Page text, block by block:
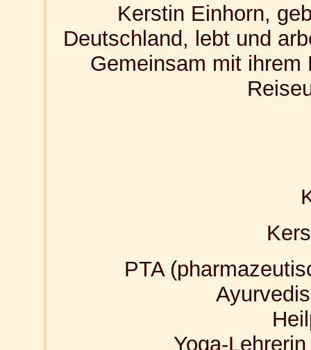
Kerstin Einhorn,
Deutschland, lebt und
Gemeinsam mit
PTA
Yoga-